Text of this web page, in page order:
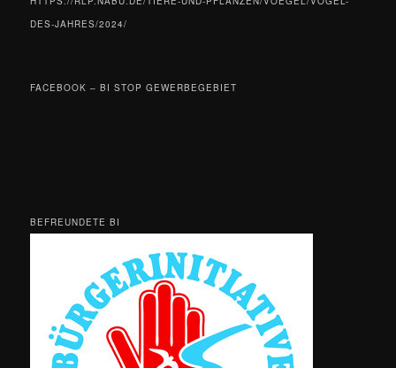
DES-JAHRES/2024/
FACEBOOK – BI STOP GEWERBEGEBIET
BEFREUNDETE BI